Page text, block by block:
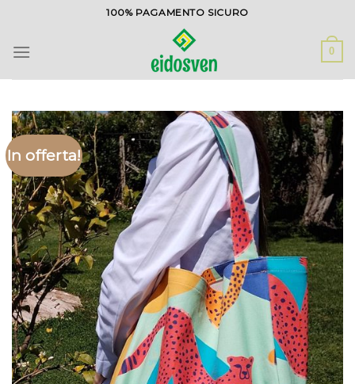
contenuti
100% PAGAMENTO SICURO
0
In offerta!